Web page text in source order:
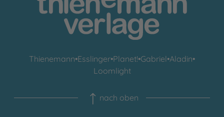
Thienemann•Esslinger•Planet!•Gabriel•Aladin•
Loomlight
nach oben